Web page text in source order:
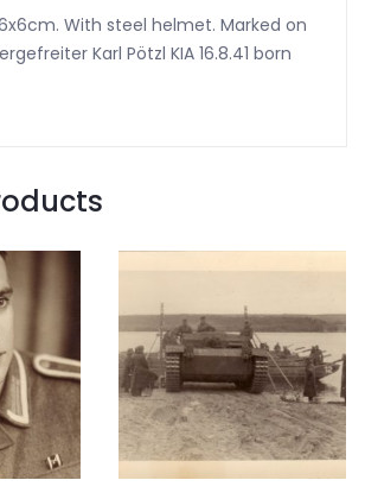
With steel helmet. Marked on
Karl Pötzl KIA 16.8.41 born